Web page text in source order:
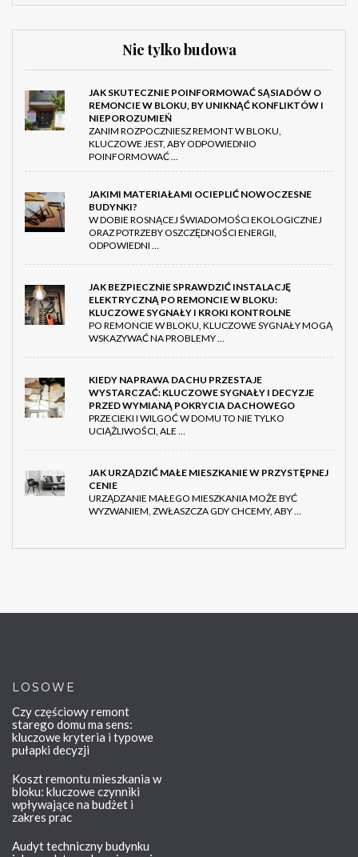
Nie tylko budowa
JAK SKUTECZNIE POINFORMOWAĆ SĄSIADÓW O
REMONCIE W BLOKU, BY UNIKNĄĆ KONFLIKTÓW I
NIEPOROZUMIEŃ
ZANIM ROZPOCZNIESZ REMONT W BLOKU,
KLUCZOWE JEST, ABY ODPOWIEDNIO
POINFORMOWAĆ …
JAKIMI MATERIAŁAMI OCIEPLIĆ NOWOCZESNE
BUDYNKI?
W DOBIE ROSNĄCEJ ŚWIADOMOŚCI EKOLOGICZNEJ
ORAZ POTRZEBY OSZCZĘDNOŚCI ENERGII,
ODPOWIEDNI …
JAK BEZPIECZNIE SPRAWDZIĆ INSTALACJĘ
ELEKTRYCZNĄ PO REMONCIE W BLOKU:
KLUCZOWE SYGNAŁY I KROKI KONTROLNE
PO REMONCIE W BLOKU, KLUCZOWE SYGNAŁY MOGĄ
WSKAZYWAĆ NA PROBLEMY …
KIEDY NAPRAWA DACHU PRZESTAJE
WYSTARCZAĆ: KLUCZOWE SYGNAŁY I DECYZJE
PRZED WYMIANĄ POKRYCIA DACHOWEGO
PRZECIEKI I WILGOĆ W DOMU TO NIE TYLKO
UCIĄŻLIWOŚCI, ALE …
JAK URZĄDZIĆ MAŁE MIESZKANIE W PRZYSTĘPNEJ
CENIE
URZĄDZANIE MAŁEGO MIESZKANIA MOŻE BYĆ
WYZWANIEM, ZWŁASZCZA GDY CHCEMY, ABY …
LOSOWE
Czy częściowy remont
starego domu ma sens:
kluczowe kryteria i typowe
pułapki decyzji
Koszt remontu mieszkania w
bloku: kluczowe czynniki
wpływające na budżet i
zakres prac
Audyt techniczny budynku